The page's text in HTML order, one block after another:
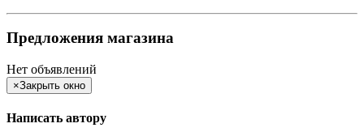
Предложения магазина
Нет объявлений
×Закрыть окно
Написать автору